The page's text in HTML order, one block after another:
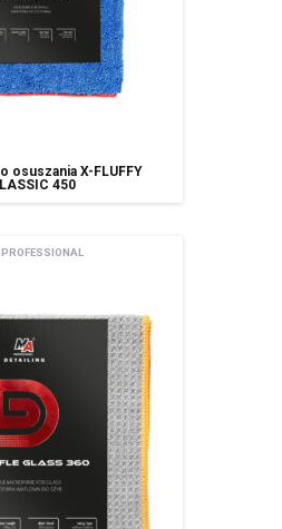
osuszania X-FLUFFY
450
danych osobowych zamieszczonych w
Sp. z o.o. z siedzibą w Sosnowcu (41-200) przy
moje zapytanie. Zapoznałem/zapoznałam się z
do treści moich danych i możliwości ich
z 04.05.2016) informuję, iż:
danych osobowych jest AMTRA Sp. z o.o.
6 ust. 1 lit. a ogólnego rozporządzenia
do uzyskania danych osobowych
prawa,
powierzyła przetwarzanie danych
kapitałowej
będą do momentu
z usługi newsletter,
do treści swoich danych oraz prawo ich
przetwarzania, prawo do